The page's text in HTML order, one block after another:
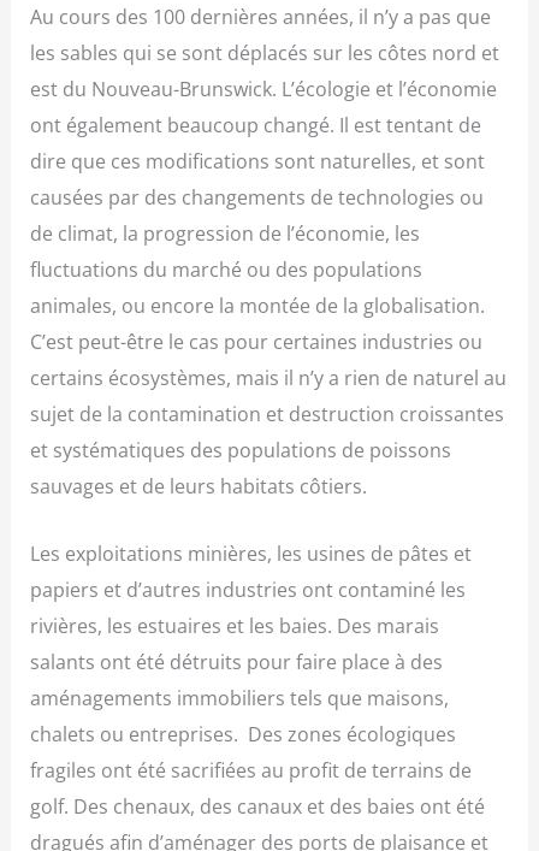
Au cours des 100 dernières années, il n’y a pas que
les sables qui se sont déplacés sur les côtes nord et
est du Nouveau-Brunswick. L’écologie et l’économie
ont également beaucoup changé. Il est tentant de
dire que ces modifications sont naturelles, et sont
causées par des changements de technologies ou
de climat, la progression de l’économie, les
fluctuations du marché ou des populations
animales, ou encore la montée de la globalisation.
C’est peut-être le cas pour certaines industries ou
certains écosystèmes, mais il n’y a rien de naturel au
sujet de la contamination et destruction croissantes
et systématiques des populations de poissons
sauvages et de leurs habitats côtiers.
Les exploitations minières, les usines de pâtes et
papiers et d’autres industries ont contaminé les
rivières, les estuaires et les baies. Des marais
salants ont été détruits pour faire place à des
aménagements immobiliers tels que maisons,
chalets ou entreprises. Des zones écologiques
fragiles ont été sacrifiées au profit de terrains de
golf. Des chenaux, des canaux et des baies ont été
dragués afin d’aménager des ports de plaisance et